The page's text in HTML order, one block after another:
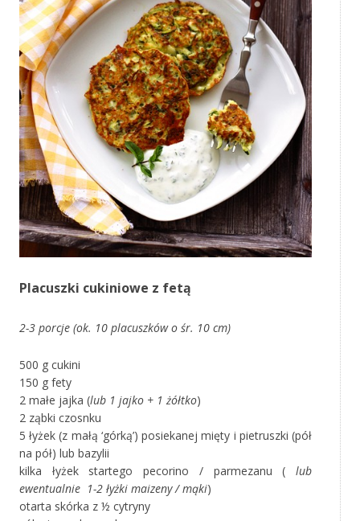
Placuszki cukiniowe z fetą
2-3 porcje (ok. 10 placuszków o śr. 10 cm)
500 g cukini
150 g fety
2 małe jajka (lub 1 jajko + 1 żółtko)
2 ząbki czosnku
5 łyżek (z małą ‘górką’) posiekanej mięty i pietruszki (pół
na pół) lub bazylii
kilka łyżek startego pecorino / parmezanu ( lub
ewentualnie 1-2 łyżki maizeny / mąki)
otarta skórka z ½ cytryny